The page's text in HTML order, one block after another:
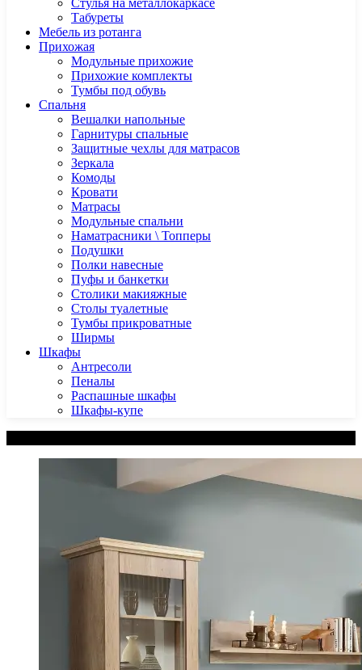
Стулья на металлокаркасе
Табуреты
Мебель из ротанга
Прихожая
Модульные прихожие
Прихожие комплекты
Тумбы под обувь
Спальня
Вешалки напольные
Гарнитуры спальные
Защитные чехлы для матрасов
Зеркала
Комоды
Кровати
Матрасы
Модульные спальни
Наматрасники \ Топперы
Подушки
Полки навесные
Пуфы и банкетки
Столики макияжные
Столы туалетные
Тумбы прикроватные
Ширмы
Шкафы
Антресоли
Пеналы
Распашные шкафы
Шкафы-купе